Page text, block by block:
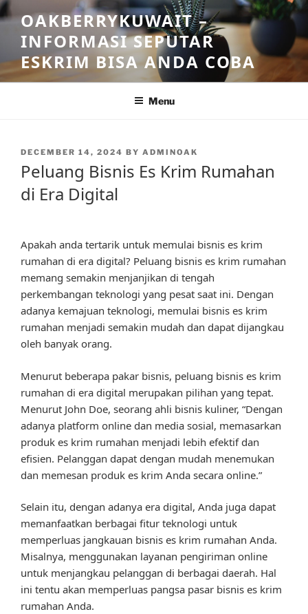
Skip
to
content
OAKBERRYKUWAIT –
INFORMASI SEPUTAR
ESKRIM BISA ANDA COBA
Menu
POSTED
DECEMBER 14, 2024 BY ADMINOAK
Peluang Bisnis Es Krim Rumahan
di Era Digital
Apakah anda tertarik untuk memulai bisnis es krim
rumahan di era digital? Peluang bisnis es krim rumahan
memang semakin menjanjikan di tengah
perkembangan teknologi yang pesat saat ini. Dengan
adanya kemajuan teknologi, memulai bisnis es krim
rumahan menjadi semakin mudah dan dapat dijangkau
oleh banyak orang.
Menurut beberapa pakar bisnis, peluang bisnis es krim
rumahan di era digital merupakan pilihan yang tepat.
Menurut John Doe, seorang ahli bisnis kuliner, “Dengan
adanya platform online dan media sosial, memasarkan
produk es krim rumahan menjadi lebih efektif dan
efisien. Pelanggan dapat dengan mudah menemukan
dan memesan produk es krim Anda secara online.”
Selain itu, dengan adanya era digital, Anda juga dapat
memanfaatkan berbagai fitur teknologi untuk
memperluas jangkauan bisnis es krim rumahan Anda.
Misalnya, menggunakan layanan pengiriman online
untuk menjangkau pelanggan di berbagai daerah. Hal
ini tentu akan memperluas pangsa pasar bisnis es krim
rumahan Anda.